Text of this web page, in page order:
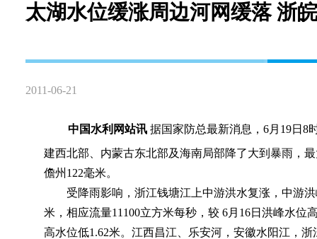
太湖水位缓涨周边河网缓落 浙
2011-06-21
中国水利网站讯 据国家防总最新消息，6月19日8
建西北部、内蒙古东北部及海南局部降了大到暴雨，
儋州122毫米。
受降雨影响，浙江钱塘江上中游洪水复涨，中游洪
米，相应流量11100立方米每秒，较 6月16日洪峰水位
高水位低1.62米。江西昌江、乐安河，安徽水阳江，